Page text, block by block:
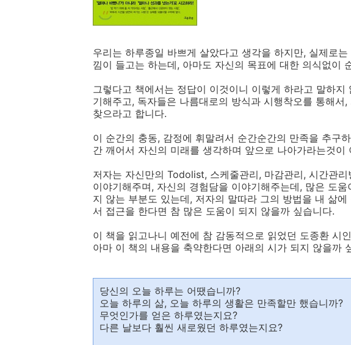
우리는 하루종일 바쁘게 살았다고 생각을 하지만, 실제로
낌이 들고는 하는데, 아마도 자신의 목표에 대한 의식없이
그렇다고 책에서는 정답이 이것이니 이렇게 하라고 말하
기해주고, 독자들은 나름대로의 방식과 시행착오를 통해서
찾으라고 합니다.
이 순간의 충동, 감정에 휘말려서 순간순간의 만족을 추구
간 깨어서 자신의 미래를 생각하며 앞으로 나아가라는것이
저자는 자신만의 Todolist, 스케줄관리, 마감관리, 시간관
이야기해주며, 자신의 경험담을 이야기해주는데, 많은 도
지 않는 부분도 있는데, 저자의 말따라 그의 방법을 내 삶
서 접근을 한다면 참 많은 도움이 되지 않을까 싶습니다.
이 책을 읽고나니 예전에 참 감동적으로 읽었던 도종환 시
아마 이 책의 내용을 축약한다면 아래의 시가 되지 않을까
당신의 오늘 하루는 어땠습니까?
오늘 하루의 삶, 오늘 하루의 생활은 만족할만 했습니까?
무엇인가를 얻은 하루였는지요?
다른 날보다 훨씬 새로웠던 하루였는지요?